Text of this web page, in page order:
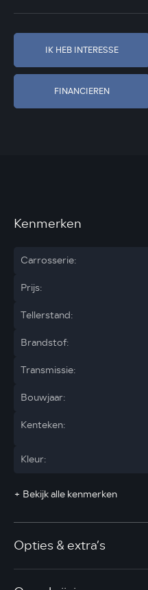
IK HEB INTERESSE
FINANCIEREN
Kenmerken
Carrosserie:
Prijs:
Tellerstand:
Brandstof:
Transmissie:
Bouwjaar:
Kenteken:
Kleur:
+ Bekijk alle kenmerken
Opties & extra’s